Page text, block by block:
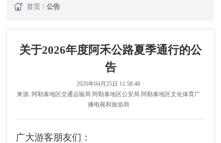
首页 / 公告
关于2026年度阿禾公路夏季通行的公
告
2026年04月25日 11:58:48
来源: 阿勒泰地区交通运输局 阿勒泰地区公安局 阿勒泰地区文化体育广
播电视和旅游局
广大游客朋友们：